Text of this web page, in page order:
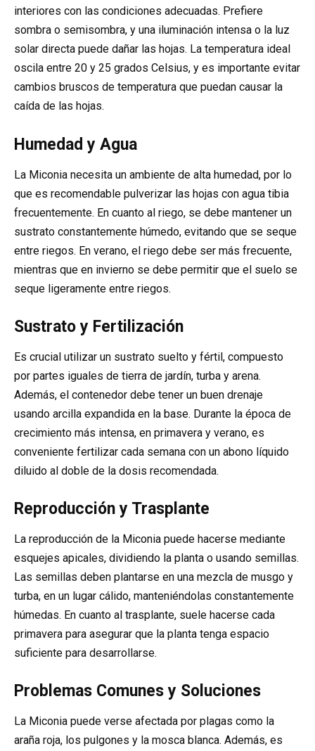
interiores con las condiciones adecuadas. Prefiere
sombra o semisombra, y una iluminación intensa o la luz
solar directa puede dañar las hojas. La temperatura ideal
oscila entre 20 y 25 grados Celsius, y es importante evitar
cambios bruscos de temperatura que puedan causar la
caída de las hojas.
Humedad y Agua
La Miconia necesita un ambiente de alta humedad, por lo
que es recomendable pulverizar las hojas con agua tibia
frecuentemente. En cuanto al riego, se debe mantener un
sustrato constantemente húmedo, evitando que se seque
entre riegos. En verano, el riego debe ser más frecuente,
mientras que en invierno se debe permitir que el suelo se
seque ligeramente entre riegos.
Sustrato y Fertilización
Es crucial utilizar un sustrato suelto y fértil, compuesto
por partes iguales de tierra de jardín, turba y arena.
Además, el contenedor debe tener un buen drenaje
usando arcilla expandida en la base. Durante la época de
crecimiento más intensa, en primavera y verano, es
conveniente fertilizar cada semana con un abono líquido
diluido al doble de la dosis recomendada.
Reproducción y Trasplante
La reproducción de la Miconia puede hacerse mediante
esquejes apicales, dividiendo la planta o usando semillas.
Las semillas deben plantarse en una mezcla de musgo y
turba, en un lugar cálido, manteniéndolas constantemente
húmedas. En cuanto al trasplante, suele hacerse cada
primavera para asegurar que la planta tenga espacio
suficiente para desarrollarse.
Problemas Comunes y Soluciones
La Miconia puede verse afectada por plagas como la
araña roja, los pulgones y la mosca blanca. Además, es